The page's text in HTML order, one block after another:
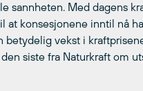
sannheten. Med dagens
at konsesjonene inntil nå
vekst i
siste fra Naturkraft om